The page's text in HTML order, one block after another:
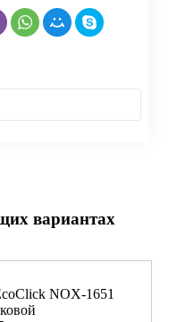
вариантах
NOX-1651